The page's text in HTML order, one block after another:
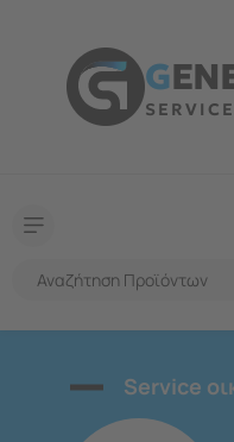
G
Service